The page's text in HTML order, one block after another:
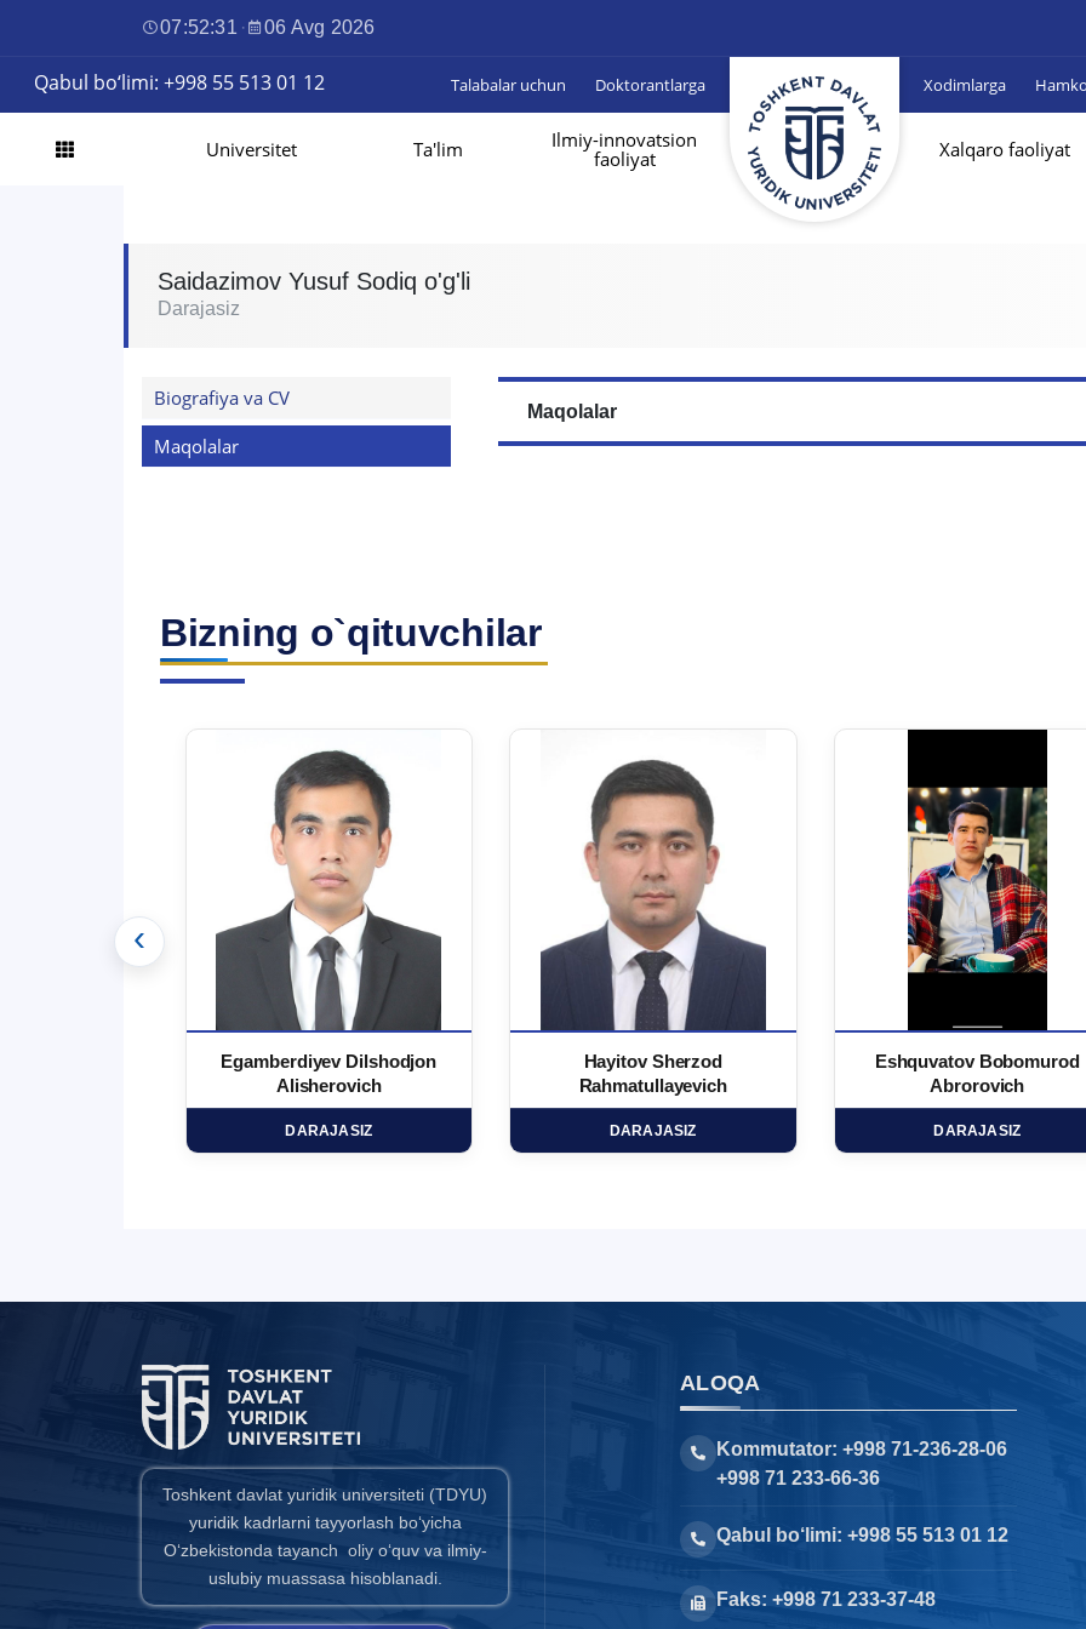
07:52:32 · 06 Avg 2026
Qabul bo‘limi: +998 55 513 01 12 Talabalar uchun Doktorantlarga Xodimlarga
Universitet Ta'lim
Ilmiy-innovatsion
faoliyat
Xalqaro faoliyat
Saidazimov Yusuf Sodiq o'g'li
Darajasiz
Biografiya va CV
Maqolalar
Maqolalar
Bizning o`qituvchilar
Egamberdiyev Dilshodjon
Alisherovich
DARAJASIZ
Hayitov Sherzod
Rahmatullayevich
DARAJASIZ
Eshquvatov Bobomurod
Abrorovich
DARAJASIZ
‹
Toshkent davlat yuridik universiteti (TDYU)
yuridik kadrlarni tayyorlash bo‘yicha
O‘zbekistonda tayanch oliy o‘quv va ilmiy-
uslubiy muassasa hisoblanadi.
ALOQA
Kommutator: +998 71-236-28-06
+998 71 233-66-36
Qabul bo‘limi: +998 55 513 01 12
Faks: +998 71 233-37-48